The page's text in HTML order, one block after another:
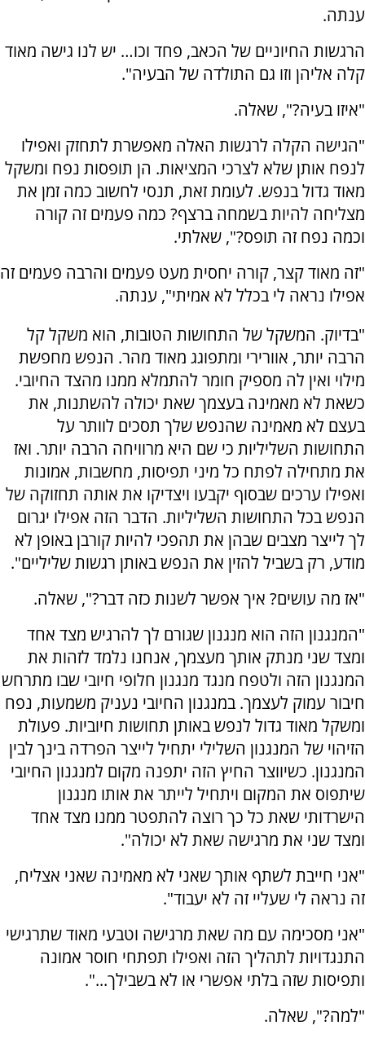
ענתה.
הרגשות החיוניים של הכאב, פחד וכו… יש לנו גישה מאוד
קלה אליהן וזו גם התולדה של הבעיה".
"איזו בעיה?", שאלה.
"הגישה הקלה לרגשות האלה מאפשרת לתחזק ואפילו
לנפח אותן שלא לצרכי המציאות. הן תופסות נפח ומשקל
מאוד גדול בנפש. לעומת זאת, תנסי לחשוב כמה זמן את
מצליחה להיות בשמחה ברצף? כמה פעמים זה קורה
וכמה נפח זה תופס?", שאלתי.
"זה מאוד קצר, קורה יחסית מעט פעמים והרבה פעמים זה
אפילו נראה לי בכלל לא אמיתי", ענתה.
"בדיוק. המשקל של התחושות הטובות, הוא משקל קל
הרבה יותר, אוורירי ומתפוגג מאוד מהר. הנפש מחפשת
מילוי ואין לה מספיק חומר להתמלא ממנו מהצד החיובי.
כשאת לא מאמינה בעצמך שאת יכולה להשתנות, את
בעצם לא מאמינה שהנפש שלך תסכים לוותר על
התחושות השליליות כי שם היא מרוויחה הרבה יותר. ואז
את מתחילה לפתח כל מיני תפיסות, מחשבות, אמונות
ואפילו ערכים שבסוף יקבעו ויצדיקו את אותה תחזוקה של
הנפש בכל התחושות השליליות. הדבר הזה אפילו יגרום
לך לייצר מצבים שבהן את תהפכי להיות קורבן באופן לא
מודע, רק בשביל להזין את הנפש באותן רגשות שליליים".
"אז מה עושים? איך אפשר לשנות כזה דבר?", שאלה.
"המנגנון הזה הוא מנגנון שגורם לך להרגיש מצד אחד
ומצד שני מנתק אותך מעצמך, אנחנו נלמד לזהות את
המנגנון הזה ולטפח מנגד מנגנון חלופי חיובי שבו מתרחש
חיבור עמוק לעצמך. במנגנון החיובי נעניק משמעות, נפח
ומשקל מאוד גדול לנפש באותן תחושות חיוביות. פעולת
הזיהוי של המנגנון השלילי יתחיל לייצר הפרדה בינך לבין
המנגנון. כשיווצר החיץ הזה יתפנה מקום למנגנון החיובי
שיתפוס את המקום ויתחיל לייתר את אותו מנגנון
הישרדותי שאת כל כך רוצה להתפטר ממנו מצד אחד
ומצד שני את מרגישה שאת לא יכולה".
"אני חייבת לשתף אותך שאני לא מאמינה שאני אצליח,
זה נראה לי שעליי זה לא יעבוד".
"אני מסכימה עם מה שאת מרגישה וטבעי מאוד שתרגישי
התנגדויות לתהליך הזה ואפילו תפתחי חוסר אמונה
ותפיסות שזה בלתי אפשרי או לא בשבילך...".
"למה?", שאלה.